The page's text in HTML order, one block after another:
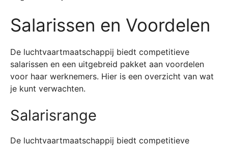
Salarissen en Voordelen
De luchtvaartmaatschappij biedt competitieve
salarissen en een uitgebreid pakket aan voordelen
voor haar werknemers. Hier is een overzicht van wat
je kunt verwachten.
Salarisrange
De luchtvaartmaatschappij biedt competitieve